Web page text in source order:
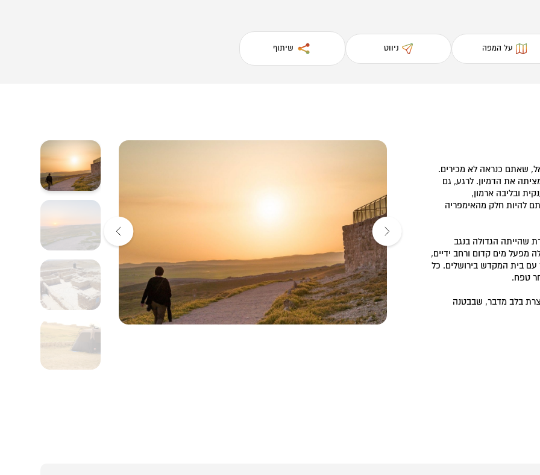
על המפה ניווט שיתוף
שאתם כנראה לא מכירים.
את הדמיון. לרגע, גם
ובליבה ארמון,
להיות חלק מהאימפריה
שהייתה הגדולה בנגב
בחפירות התגלה מפעל מים קדום ורחב ידיים,
עם בית המקדש בירושלים. כל
טפח.
בלב מדבר, שבבטנה
שלבה פעם, את סממני